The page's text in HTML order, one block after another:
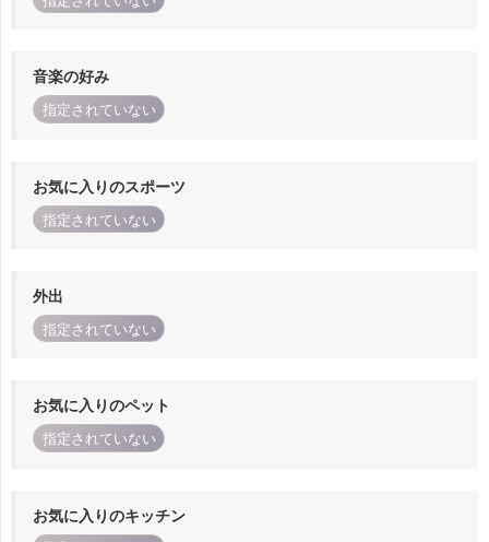
音楽の好み
指定されていない
お気に入りのスポーツ
指定されていない
外出
指定されていない
お気に入りのペット
指定されていない
お気に入りのキッチン